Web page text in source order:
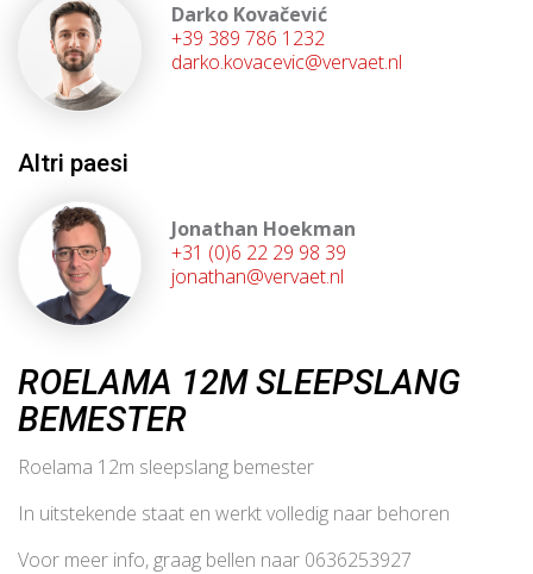
Darko Kovačević
+39 389 786 1232
darko.kovacevic@vervaet.nl
Altri paesi
Jonathan Hoekman
+31 (0)6 22 29 98 39
jonathan@vervaet.nl
ROELAMA 12M SLEEPSLANG
BEMESTER
Roelama 12m sleepslang bemester
In uitstekende staat en werkt volledig naar behoren
Voor meer info, graag bellen naar 0636253927